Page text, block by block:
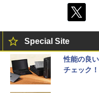
Special Site
性能の良
チェック！